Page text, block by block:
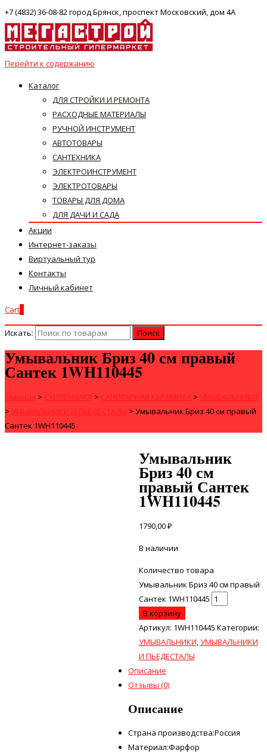
+7 (4832) 36-08-82 город Брянск, проспект Московский, дом 4А
Перейти к содержанию
Каталог
ДЛЯ СТРОЙКИ И РЕМОНТА
РАСХОДНЫЕ МАТЕРИАЛЫ
РУЧНОЙ ИНСТРУМЕНТ
АВТОТОВАРЫ
САНТЕХНИКА
ЭЛЕКТРОИНСТРУМЕНТ
ЭЛЕКТРОТОВАРЫ
ТОВАРЫ ДЛЯ ДОМА
ДЛЯ ДАЧИ И САДА
Акции
Интернет-заказы
Виртуальный тур
Контакты
Личный кабинет
Cart
Искать:
Умывальник Бриз 40 см правый
Сантек 1WH110445
Главная > САНТЕХНИКА > САНИТАРНАЯ КЕРАМИКА > УМЫВАЛЬНИКИ
> УМЫВАЛЬНИКИ И ПЬЕДЕСТАЛЫ > Умывальник Бриз 40 см правый
Сантек 1WH110445
Умывальник
Бриз 40 см
правый Сантек
1WH110445
1790,00₽
В наличии
Количество товара
Умывальник Бриз 40 см правый
Сантек 1WH110445
В корзину
Артикул: 1WH110445 Категории:
УМЫВАЛЬНИКИ,УМЫВАЛЬНИКИ
И ПЬЕДЕСТАЛЫ
Описание
Отзывы (0)
Описание
Страна производства:Россия
Материал:Фарфор